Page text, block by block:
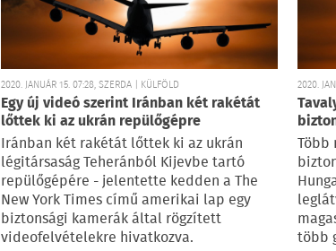
2020. JANUÁR 15. 07:28, SZERDA | KÜLFÖLD
Egy új videó szerint Iránban két rakétát
lőttek ki az ukrán repülőgépre
Iránban két rakétát lőttek ki az ukrán
légitársaság Teheránból Kijevbe tartó
repülőgépére - jelentette kedden a The
New York Times című amerikai lap egy
biztonsági kamerák által rögzített
videofelvételekre hivatkozva.
2020.
több